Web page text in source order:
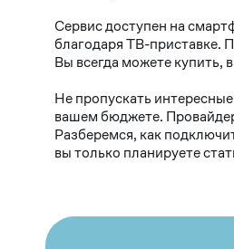
Сервис доступен на
благодаря ТВ-приставке.
Вы всегда можете купить,
Не пропускать
вашем бюджете.
Разберемся, как
вы только планируете